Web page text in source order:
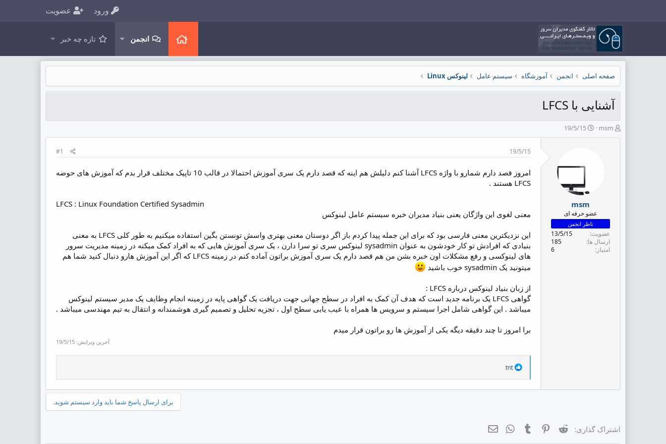
ورود عضویت
انجمن تازه چه خبر
صفحه اصلی انجمن آموزشگاه سیستم عامل لینوکس Linux
آشنایی با LFCS
ش
ر
ض
msm
ت
ا
ش
ر
و
19/5/15
msm
عضو حرفه ای
ناظر انجمن
عضویت
13/5/15
ارسال ها
185
امتیاز
6
19/5/15
#1
امروز قصد دارم شمارو با واژه LFCS آشنا کنم دلیلش هم اینه که قصد دارم یک سری آموزش احتمالا در قالب 10 تاپیک مختلف قرار بدم که آموزش های حوضه
LFCS هستند .
LFCS : Linux Foundation Certified Sysadmin​
معنی لغوی این واژگان یعنی بنیاد مدیران خبره سیستم عامل لینوکس
این نزدیکترین معنی فارسی بود که برای این جمله پیدا کردم باز اگر دوستان معنی بهتری واسش تونستن بگین استفاده میکنیم به طور کلی LFCS به معنی
بنیادی که افرادش تو کار خودشون به عنوان sysadmin لینوکس سری تو سرا دارن ، یک سری آموزش هایی که به افراد کمک میکنه در زمینه مدیریت سرور
های لینوکسی و رفع مشکلات اون خبره بشن من هم قصد دارم یک سری آموزش براتون آماده کنم در زمینه LFCS که اگر این آموزش هارو دنبال کنید شما هم
میتونید یک sysadmin خوب باشید
از زبان بنیاد لینوکس درباره LFCS :
گواهی LFCS یک برنامه جدید است که هدف آن کمک به افراد در سطح جهانی جهت دریافت یک گواهی پایه در زمینه انجام وظایف یک مدیر سیستم لینوکس
میباشد . این گواهی شامل اجرا سیستم و سرویس ها همراه با عیب یابی سطح اول ، تجزیه تحلیل و تصمیم گیری هوشمندانه و انتقال به تیم مهندسی میباشد .
برا امروز تا چند دقیقه دیگه یکی از آموزش ها رو براتون قرار میدم
آخرین ویرایش: 19/5/15
R
a
c
s
tnt
برای ارسال پاسخ شما باید وارد سیستم شوید.
اشتراک گذاری: Reddit
Pinterest
Tumblr
WhatsApp